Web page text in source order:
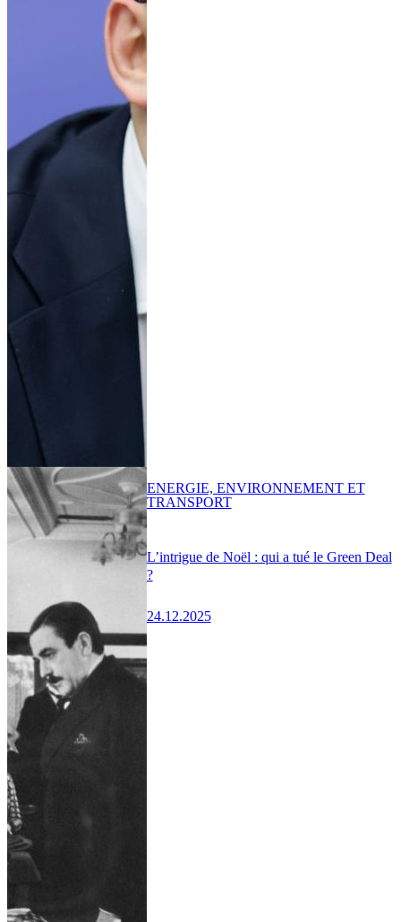
L’intrigue de Noël : qui a tué le Green Deal
?
24.12.2025
ENERGIE, ENVIRONNEMENT ET
TRANSPORT